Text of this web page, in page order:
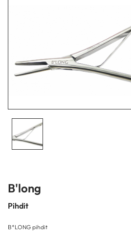
B'long
Pihdit
B*LONG pihdit